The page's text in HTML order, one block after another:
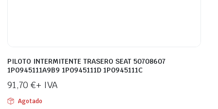
PILOTO INTERMITENTE TRASERO SEAT 50708607
1P0945111A9B9 1P0945111D 1P0945111C
91,70 €+ IVA
Agotado